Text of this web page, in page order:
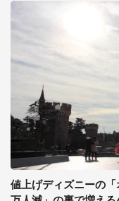
値上げディズニーの